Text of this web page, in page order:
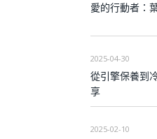
愛的行動者：
2025-04-30
從引擎保養到
享
2025-02-10